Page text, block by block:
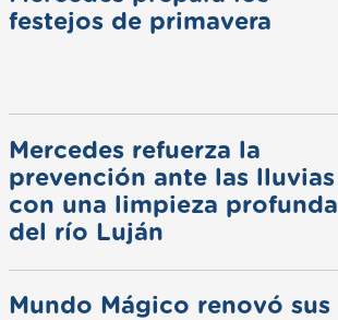
festejos de primavera
Mercedes refuerza la
prevención ante las lluvias
con una limpieza profunda
del río Luján
Mundo Mágico renovó sus